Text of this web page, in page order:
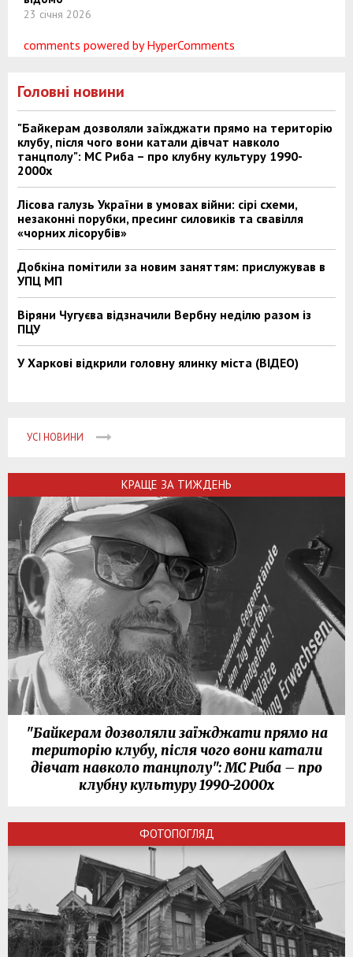
23 січня 2026
comments powered by HyperComments
Головні новини
"Байкерам дозволяли заїжджати прямо на територію
клубу, після чого вони катали дівчат навколо
танцполу": МС Риба – про клубну культуру 1990-
2000х
Лісова галузь України в умовах війни: сірі схеми,
незаконні порубки, пресинг силовиків та свавілля
«чорних лісорубів»
Добкіна помітили за новим заняттям: прислужував в
УПЦ МП
Віряни Чугуєва відзначили Вербну неділю разом із
ПЦУ
У Харкові відкрили головну ялинку міста (ВІДЕО)
УСІ НОВИНИ
КРАЩЕ ЗА ТИЖДЕНЬ
"Байкерам дозволяли заїжджати прямо на
територію клубу, після чого вони катали
дівчат навколо танцполу": МС Риба – про
клубну культуру 1990-2000х
ФОТОПОГЛЯД